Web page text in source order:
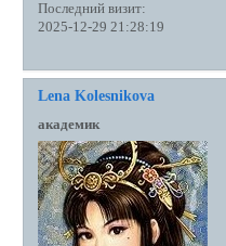
Последний визит:
2025-12-29 21:28:19
Lena Kolesnikova
академик